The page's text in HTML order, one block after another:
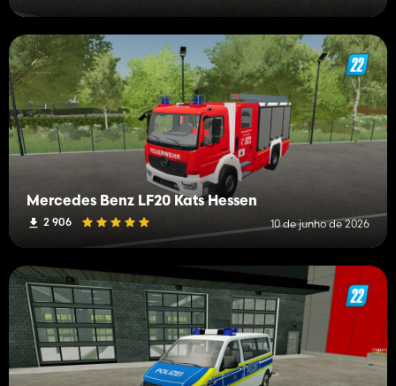
Mercedes Benz LF20 Kats Hessen
2 906 10 de junho de 2026